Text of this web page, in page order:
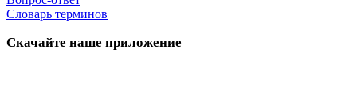
Словарь терминов
Скачайте наше приложение